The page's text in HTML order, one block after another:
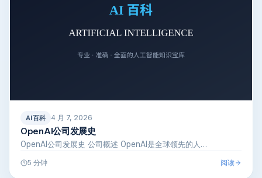
AI百科 4 月 7, 2026
OpenAI公司发展史
OpenAI公司发展史 公司概述 OpenAI是全球领先的人…
5 分钟 阅读